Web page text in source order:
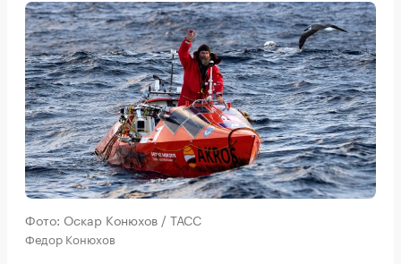
Фото: Оскар Конюхов / ТАСС
Федор Конюхов